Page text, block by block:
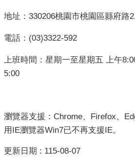
地址：330206桃園市桃園區縣府路
電話：(03)3322-592
上班時間：星期一至星期五 上午
5:00
瀏覽器支援：Chrome、Firefox、
用IE瀏覽器Win7已不再支援IE。
更新日期 115-08-07